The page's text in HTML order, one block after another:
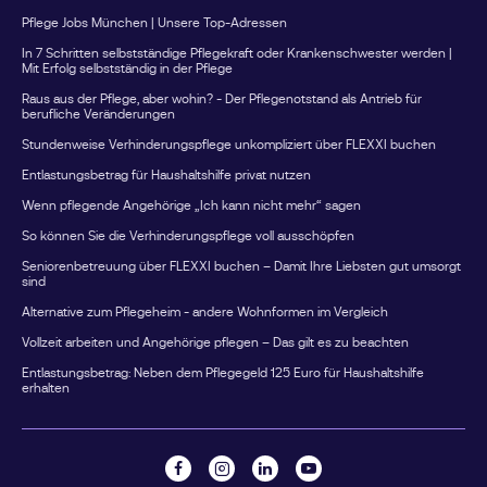
eine anerkannte Betreuungskraft.Zusätzlich fährt sie
einmal im Jahr für eine Woche in den Urlaub.Während
dieser Zeit übernimmt eine Ersatzpflegeperson die
Betreuung ihres Vaters. Die Kosten werden über die
Verhinderungspflege abgerechnet.So werden beide
Leistungen für unterschiedliche Zwecke genutzt, ohne
dass sie sich gegenseitig beeinflussen.Nicht genutzte
wissen nicht, dass der Entlastungsbetrag angespart
werden kann.Nicht genutzte Beträge eines
Kalenderjahres können grundsätzlich noch bis zum 30.
Ansprüche regelmäßig überprüft, kann dadurch
zusätzliche Unterstützung finanzieren.Welche Leistungen
nach Bundesland und Anbieter können beispielsweise
Haushaltshilfe Betreuung zuhause Unterstützung bei
Einkäufen Begleitung zu Terminen Gruppenangebote für
PflegebedürftigeWichtig: Die Angebote müssen in der
Pflege Jobs München | Unsere Top-Adressen
In 7 Schritten selbstständige Pflegekraft oder Krankenschwester werden |
Mit Erfolg selbstständig in der Pflege
Raus aus der Pflege, aber wohin? - Der Pflegenotstand als Antrieb für
berufliche Veränderungen
Stundenweise Verhinderungspflege unkompliziert über FLEXXI buchen
Entlastungsbetrag für Haushaltshilfe privat nutzen
Wenn pflegende Angehörige „Ich kann nicht mehr“ sagen
So können Sie die Verhinderungspflege voll ausschöpfen
Seniorenbetreuung über FLEXXI buchen – Damit Ihre Liebsten gut umsorgt
sind
Alternative zum Pflegeheim - andere Wohnformen im Vergleich
Vollzeit arbeiten und Angehörige pflegen – Das gilt es zu beachten
Entlastungsbetrag: Neben dem Pflegegeld 125 Euro für Haushaltshilfe
erhalten